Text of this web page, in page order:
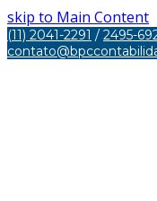
skip to Main Content
(11) 2041-2291 / 2495-